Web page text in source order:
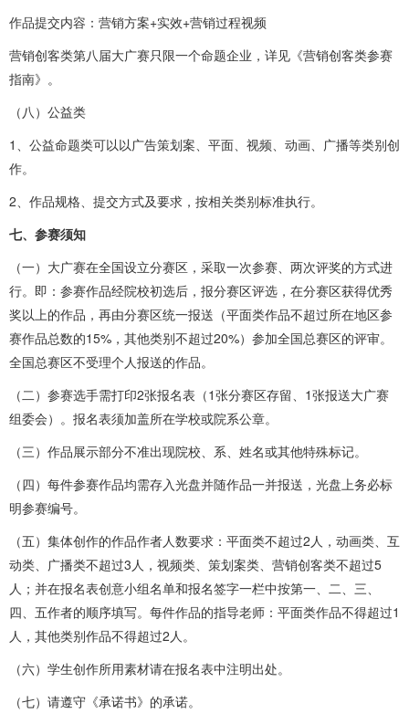
作品提交内容：营销方案+实效+营销过程视频
营销创客类第八届大广赛只限一个命题企业，详见《营销创客类参赛
指南》。
（八）公益类
1、公益命题类可以以广告策划案、平面、视频、动画、广播等类别创
作。
2、作品规格、提交方式及要求，按相关类别标准执行。
七、参赛须知
（一）大广赛在全国设立分赛区，采取一次参赛、两次评奖的方式进
行。即：参赛作品经院校初选后，报分赛区评选，在分赛区获得优秀
奖以上的作品，再由分赛区统一报送（平面类作品不超过所在地区参
赛作品总数的15%，其他类别不超过20%）参加全国总赛区的评审。
全国总赛区不受理个人报送的作品。
（二）参赛选手需打印2张报名表（1张分赛区存留、1张报送大广赛
组委会）。报名表须加盖所在学校或院系公章。
（三）作品展示部分不准出现院校、系、姓名或其他特殊标记。
（四）每件参赛作品均需存入光盘并随作品一并报送，光盘上务必标
明参赛编号。
（五）集体创作的作品作者人数要求：平面类不超过2人，动画类、互
动类、广播类不超过3人，视频类、策划案类、营销创客类不超过5
人；并在报名表创意小组名单和报名签字一栏中按第一、二、三、
四、五作者的顺序填写。每件作品的指导老师：平面类作品不得超过1
人，其他类别作品不得超过2人。
（六）学生创作所用素材请在报名表中注明出处。
（七）请遵守《承诺书》的承诺。